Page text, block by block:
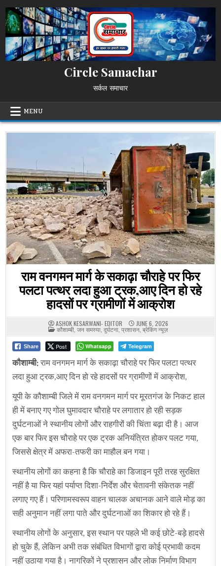
to
content
Circle Samachar
सर्कल समाचार
MENU
राम वनगमन मार्ग के सकाढ़ा चौराहे पर फिर
पलटा पत्थर लदा हुआ ट्रक,आए दिन हो रहे
हादसों पर ग्रामीणों में आक्रोश
ASHOK KESARWANI- EDITOR JUNE 6, 2026
POSTED
IN
कौशाम्बी जन समस्या दुर्घटना प्रशासन ,ब्रेकिंग न्यूज़
Share Post Whatsapp Telegram
कौशाम्बी:राम वनगमन मार्ग के सकाढ़ा चौराहे पर फिर पलटा पत्थर
लदा हुआ ट्रक,आए दिन हो रहे हादसों पर ग्रामीणों में आक्रोश,
यूपी के कौशाम्बी जिले में राम वनगमन मार्ग पर मूरतगंज के निकट हाल
ही में बनाए गए गोल घुमावदार चौराहे पर लगातार हो रही सड़क
दुर्घटनाओं ने स्थानीय लोगों और राहगीरों की चिंता बढ़ा दी है। आज
एक बार फिर इस चौराहे पर एक ट्रक अनियंत्रित होकर पलट गया,
जिससे क्षेत्र में अफरा-तफरी का माहौल बन गया।
स्थानीय लोगों का कहना है कि चौराहे का डिजाइन पूरी तरह सुरक्षित
नहीं है या फिर यहां पर्याप्त दिशा-निर्देश और चेतावनी संकेतक नहीं
लगाए गए हैं। परिणामस्वरूप वाहन चालक अचानक आने वाले मोड़ का
सही अनुमान नहीं लगा पाते और दुर्घटनाओं का शिकार हो रहे हैं।
स्थानीय लोगों के अनुसार, इस स्थान पर पहले भी कई छोटे-बड़े हादसे
हो चुके हैं, लेकिन अभी तक संबंधित विभागों द्वारा कोई प्रभावी कदम
नहीं उठाया गया है। नागरिकों ने प्रशासन और लोक निर्माण विभाग